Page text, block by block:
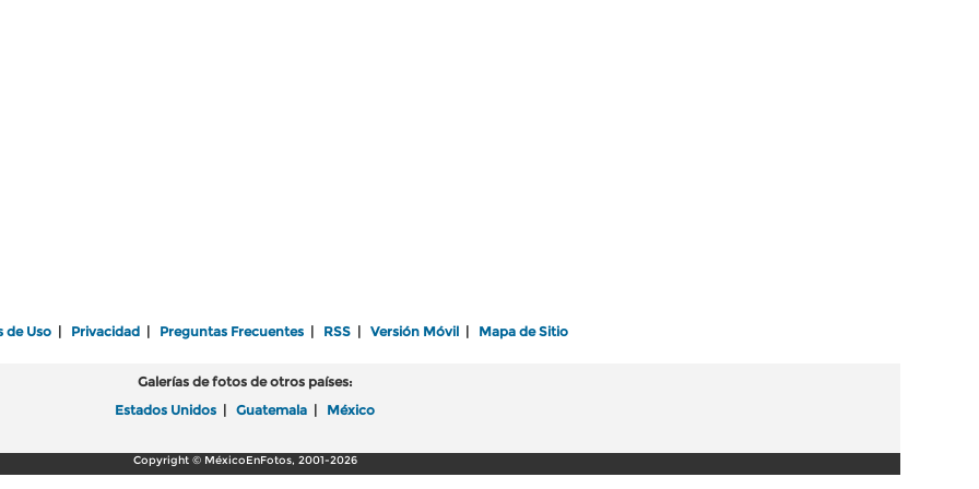
de Uso Privacidad Preguntas Frecuentes RSS Versión Móvil Mapa de Sitio
Galerías de fotos de otros países:
Estados Unidos
Guatemala México
Copyright © MéxicoEnFotos, 2001-2026